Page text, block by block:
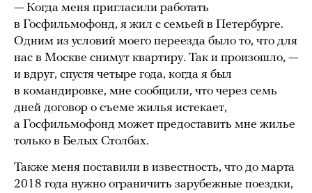
— Когда меня пригласили работать
в Госфильмофонд, я жил с семьей в Петербурге.
Одним из условий моего переезда было то, что для
нас в Москве снимут квартиру. Так и произошло, —
и вдруг, спустя четыре года, когда я был
в командировке, мне сообщили, что через семь
дней договор о съеме жилья истекает,
а Госфильмофонд может предоставить мне жилье
только в Белых Столбах.
Также меня поставили в известность, что до марта
2018 года нужно ограничить зарубежные поездки,